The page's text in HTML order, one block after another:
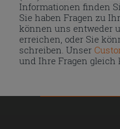
Informationen finden
Sie haben Fragen zu
können uns entweder
erreichen, oder Sie
schreiben. Unser
und Ihre Fragen gleich